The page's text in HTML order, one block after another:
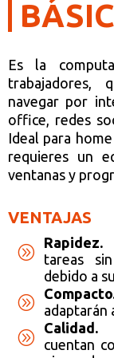
Es la
trabajadores,
navegar por
office, redes
Ideal para
requieres un
ventanas y
VENTAJAS
A
Rapidez.
tareas
debido a
A
adaptarán
A
Calidad.
cuentan